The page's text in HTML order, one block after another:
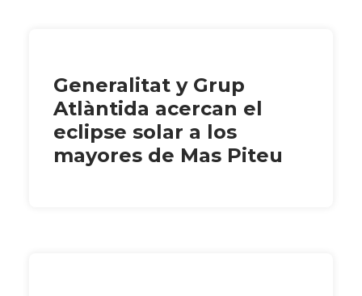
Generalitat y Grup
Atlàntida acercan el
eclipse solar a los
mayores de Mas Piteu